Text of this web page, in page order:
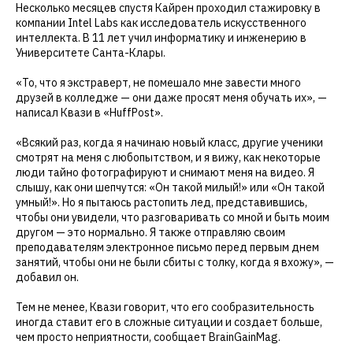
Несколько месяцев спустя Кайрен проходил стажировку в
компании Intel Labs как исследователь искусственного
интеллекта. В 11 лет учил информатику и инженерию в
Университете Санта-Клары.
«То, что я экстраверт, не помешало мне завести много
друзей в колледже — они даже просят меня обучать их», —
написал Квази в «HuffPost».
«Всякий раз, когда я начинаю новый класс, другие ученики
смотрят на меня с любопытством, и я вижу, как некоторые
люди тайно фотографируют и снимают меня на видео. Я
слышу, как они шепчутся: «Он такой милый!» или «Он такой
умный!». Но я пытаюсь растопить лед, представившись,
чтобы они увидели, что разговаривать со мной и быть моим
другом — это нормально. Я также отправляю своим
преподавателям электронное письмо перед первым днем
занятий, чтобы они не были сбиты с толку, когда я вхожу», —
добавил он.
Тем не менее, Квази говорит, что его сообразительность
иногда ставит его в сложные ситуации и создает больше,
чем просто неприятности, сообщает BrainGainMag.